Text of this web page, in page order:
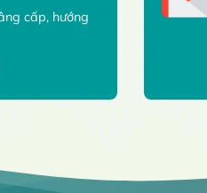
cấp, hướng